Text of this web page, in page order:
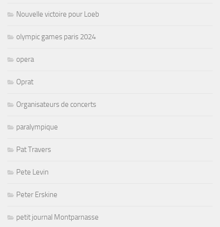
Nouvelle victoire pour Loeb
olympic games paris 2024
opera
Oprat
Organisateurs de concerts
paralympique
Pat Travers
Pete Levin
Peter Erskine
petit journal Montparnasse